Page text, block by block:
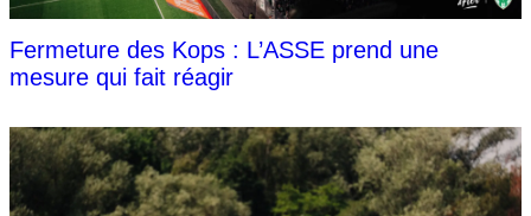
Fermeture des Kops : L’ASSE prend une
mesure qui fait réagir